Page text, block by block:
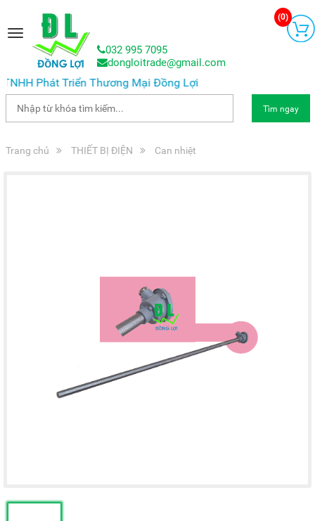
Toggle
navigation
032 995 7095
dongloitrade@gmail.com
(0)
Phát Triển Thương Mại Đồng Lợi
Tìm ngay
Trang chủ THIẾT BỊ ĐIỆN Can nhiệt